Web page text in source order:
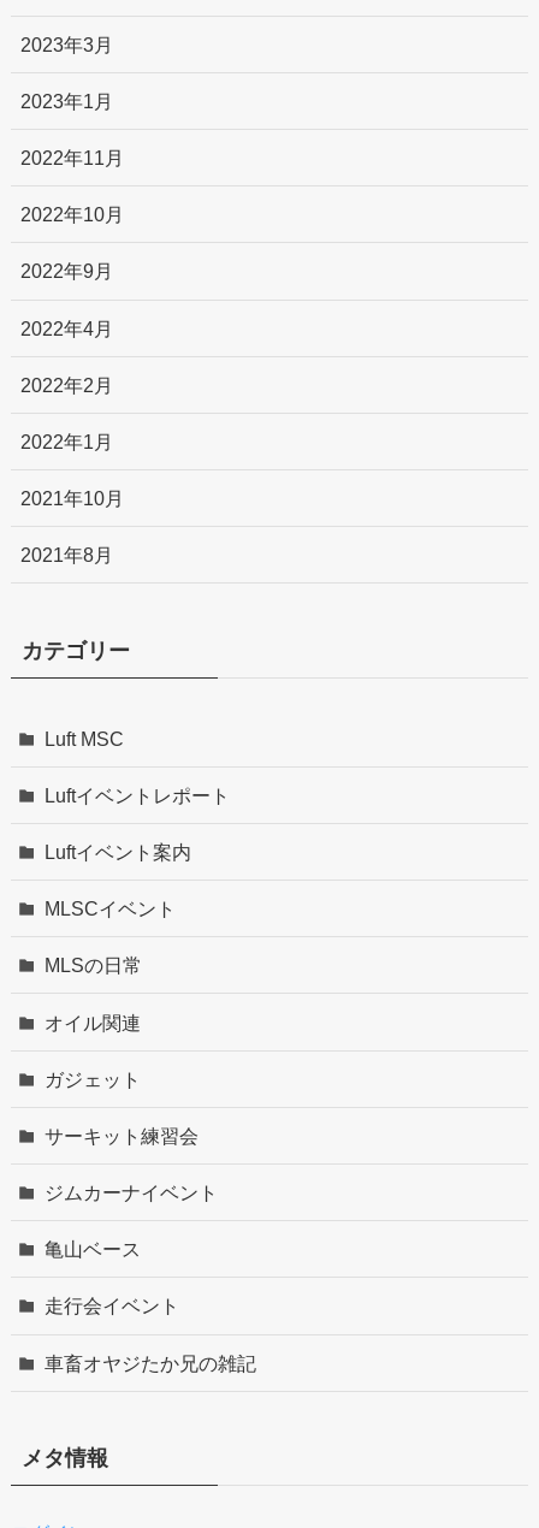
2023年3月
2023年1月
2022年11月
2022年10月
2022年9月
2022年4月
2022年2月
2022年1月
2021年10月
2021年8月
カテゴリー
Luft MSC
Luftイベントレポート
Luftイベント案内
MLSCイベント
MLSの日常
オイル関連
ガジェット
サーキット練習会
ジムカーナイベント
亀山ベース
走行会イベント
車畜オヤジたか兄の雑記
メタ情報